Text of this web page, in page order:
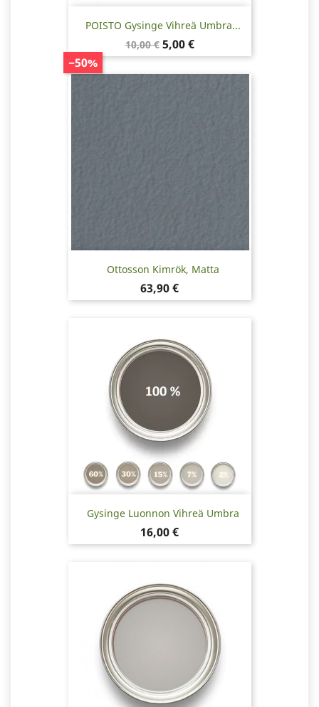
POISTO Gysinge Vihreä Umbra...
Normaalihinta
10,00 €
−50%
Hinta
5,00 €
Ottosson Kimrök, Matta
Hinta
63,90 €
Gysinge Luonnon Vihreä Umbra
Hinta
16,00 €